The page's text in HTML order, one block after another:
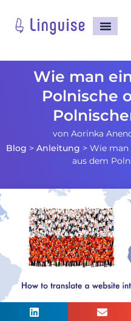
Wie man
Polnische
von Aorinka
Blog > Anleitung > Wie man
aus dem